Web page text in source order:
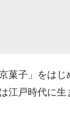
菓子」をは
江戸時代に